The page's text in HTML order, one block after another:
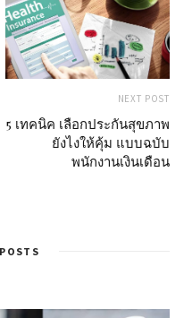
NEXT POST
5 เทคนิค เลือกประกันสุขภาพ
ยังไงให้คุ้ม แบบฉบับ
พนักงานเงินเดือน